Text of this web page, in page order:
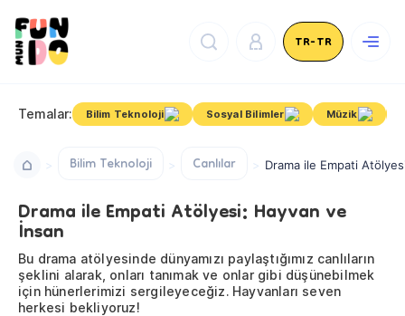
TR-TR
Temalar: Bilim Teknoloji Sosyal Bilimler Müzik
Bilim Teknoloji Canlılar Drama ile Empati
Drama ile Empati Atölyesi: Hayvan ve
İnsan
Bu drama atölyesinde dünyamızı paylaştığımız canlıların
şeklini alarak, onları tanımak ve onlar gibi düşünebilmek
için hünerlerimizi sergileyeceğiz. Hayvanları seven
herkesi bekliyoruz!